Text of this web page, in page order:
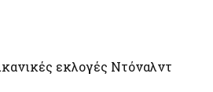
εκλογές Ντόναλντ